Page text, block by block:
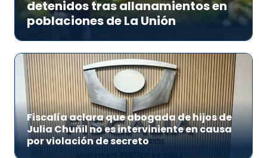
detenidos tras allanamientos en
poblaciones de La Unión
Fiscalía aclara que abogada de hijos de
Julia Chuñil no es interviniente en causa
por violación de secreto